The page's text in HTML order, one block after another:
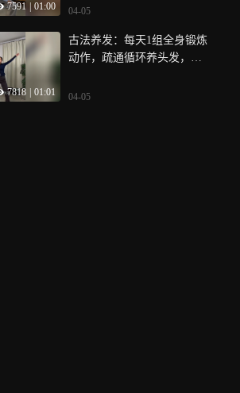
7591 01:00 04-05
7818 01:01
古法养发：每天1组全身锻炼
动作，疏通循环养头发，新
04-05